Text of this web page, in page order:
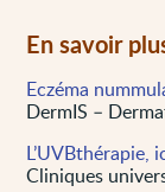
En savoir
Eczéma
DermIS –
L’UVBthérapie,
Cliniques